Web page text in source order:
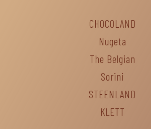
CHOCOLAND
Nugeta
The Belgian
Sorini
STEENLAND
KLETT